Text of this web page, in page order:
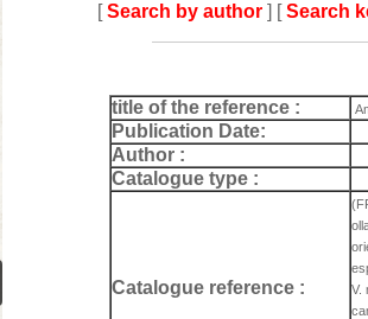
[Search by author ] [Search
title of the reference :
Publication Date:
Author :
Catalogue type :
Catalogue reference :
V.